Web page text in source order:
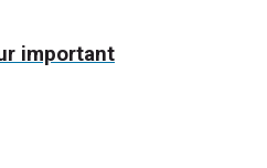
important